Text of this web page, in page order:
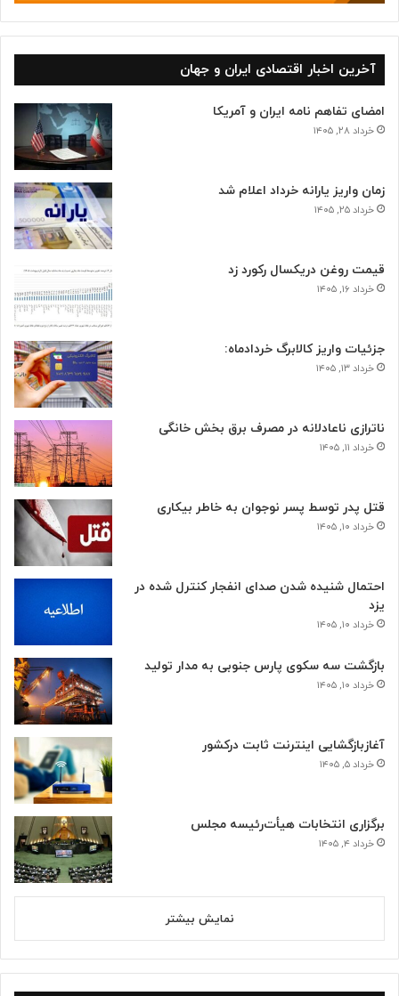
آخرین اخبار اقتصادی ایران و جهان
امضای تفاهم نامه ایران و آمریکا
خرداد ۲۸, ۱۴۰۵
زمان واریز یارانه خرداد اعلام شد
خرداد ۲۵, ۱۴۰۵
قیمت روغن دریکسال رکورد زد
خرداد ۱۶, ۱۴۰۵
جزئیات واریز کالابرگ خردادماه:
خرداد ۱۳, ۱۴۰۵
ناترازی ناعادلانه در مصرف برق بخش خانگی
خرداد ۱۱, ۱۴۰۵
قتل پدر توسط پسر نوجوان به خاطر بیکاری
خرداد ۱۰, ۱۴۰۵
احتمال شنیده شدن صدای انفجار کنترل شده در
یزد
خرداد ۱۰, ۱۴۰۵
بازگشت سه سکوی پارس جنوبی به مدار تولید
خرداد ۱۰, ۱۴۰۵
آغازبازگشایی اینترنت ثابت درکشور
خرداد ۵, ۱۴۰۵
برگزاری انتخابات هیأت‌رئیسه مجلس
خرداد ۴, ۱۴۰۵
نمایش بیشتر